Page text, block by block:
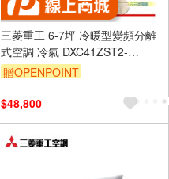
三菱重工 6-7坪 冷暖型變頻分離
式空調 冷氣 DXC41ZST2-
W/DXK41ZST2-W
贈OPENPOINT
$48,800